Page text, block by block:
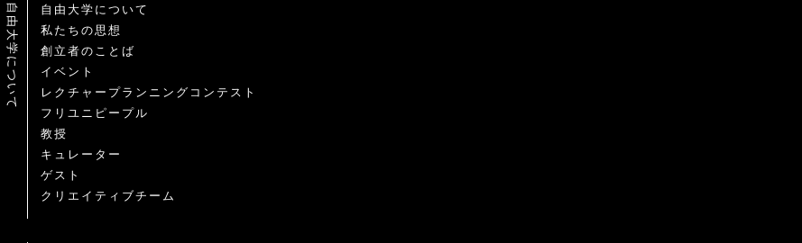
自由大学について
自由大学について
私たちの思想
創立者のことば
イベント
レクチャープランニングコンテスト
フリユニピープル
教授
キュレーター
ゲスト
クリエイティブチーム